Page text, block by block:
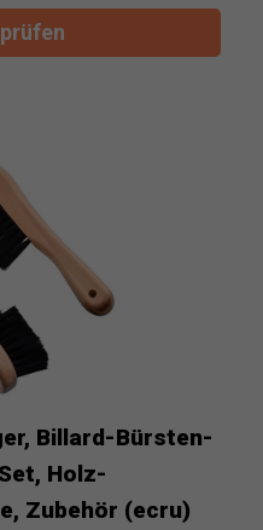
Billard-Bürsten-
Holz-
Zubehör (ecru)